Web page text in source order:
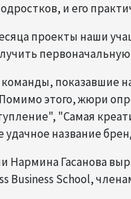
и его
проекты наши
команды, показавшие
этого, жюри
"Самая
название
Нармина Гасанова
Business School,